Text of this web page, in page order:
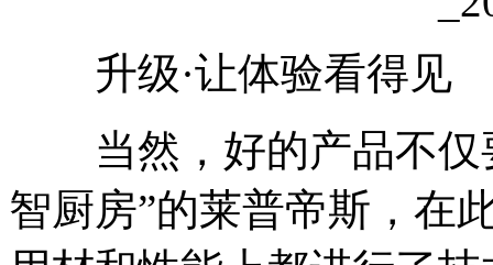
升级·让体验看得见
当然，好的产品不仅
智厨房”的莱普帝斯，在